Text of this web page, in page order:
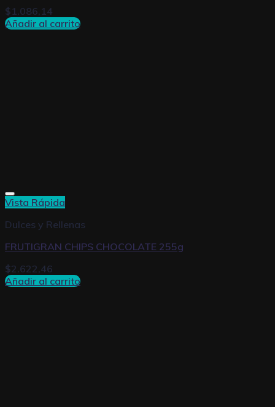
$1.086,14
Añadir al carrito
Vista Rápida
Dulces y Rellenas
FRUTIGRAN CHIPS CHOCOLATE 255g
$2.622,46
Añadir al carrito